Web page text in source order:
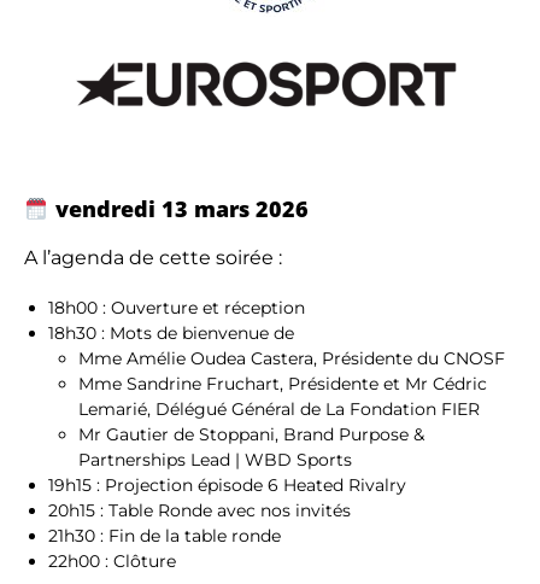
vendredi 13 mars 2026
A l’agenda de cette soirée :
18h00 : Ouverture et réception
18h30 : Mots de bienvenue de
Mme Amélie Oudea Castera, Présidente du CNOSF
Mme Sandrine Fruchart, Présidente et Mr Cédric
Lemarié, Délégué Général de La Fondation FIER
Mr Gautier de Stoppani, Brand Purpose &
Partnerships Lead | WBD Sports
19h15 : Projection épisode 6 Heated Rivalry
20h15 : Table Ronde avec nos invités
21h30 : Fin de la table ronde
22h00 : Clôture